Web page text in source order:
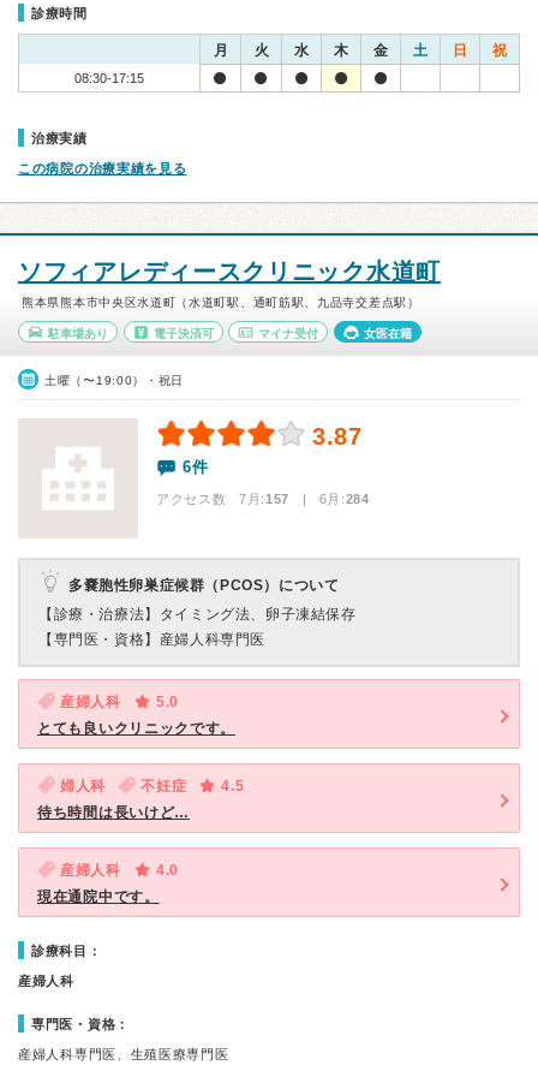
診療時間
月 火 水 木 金 土 日 祝
08:30-17:15
治療実績
この病院の治療実績を見る
ソフィアレディースクリニック水道町
熊本県熊本市中央区水道町（水道町駅、通町筋駅、九品寺交差点駅）
駐車場あり 電子決済可 マイナ受付 女医在籍
土曜（〜19:00）・祝日
3.87
6件
アクセス数 7月:157 | 6月:284
多嚢胞性卵巣症候群（PCOS）について
【診療・治療法】 タイミング法、卵子凍結保存
【専門医・資格】 産婦人科専門医
産婦人科
5.0
とても良いクリニックです。
婦人科 不妊症
4.5
待ち時間は長いけど…
産婦人科
4.0
現在通院中です。
診療科目：
産婦人科
専門医・資格：
産婦人科専門医、生殖医療専門医